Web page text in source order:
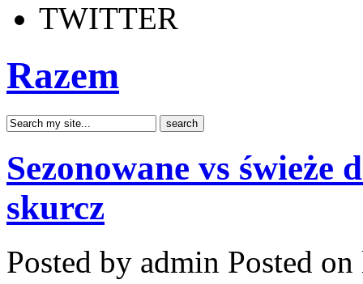
TWITTER
Razem
Sezonowane vs
skurcz
Posted by admin Posted